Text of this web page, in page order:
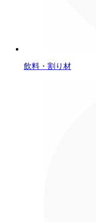
飲料・割り材